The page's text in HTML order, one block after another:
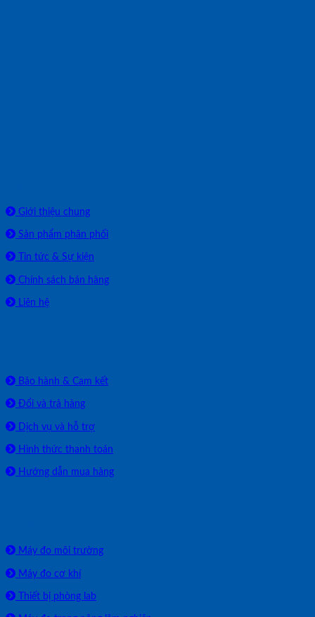
Giới thiệu chung
Sản phẩm phân phối
Tin tức & Sự kiện
Chính sách bán hàng
Liên hệ
Bảo hành & Cam kết
Đổi và trả hàng
Dịch vụ và hỗ trợ
Hình thức thanh toán
Hướng dẫn mua hàng
Máy đo môi trường
Máy đo cơ khí
Thiết bị phòng lab